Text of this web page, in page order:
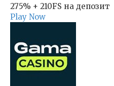
275% + 210FS на депозит
Play Now